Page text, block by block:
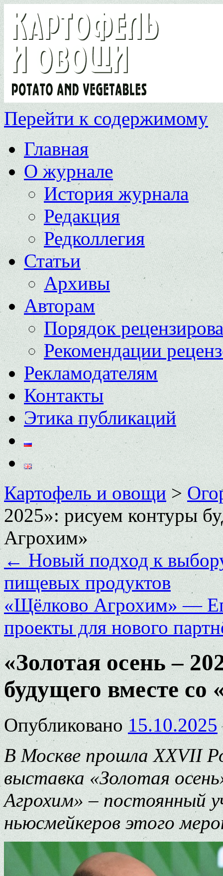
Перейти к содержимому
Главная
О журнале
История журнала
Редакция
Редколлегия
Статьи
Архивы
Авторам
Порядок
Рекомендации
Рекламодателям
Контакты
Этика публикаций
Картофель и овощи>
2025»: рисуем контуры
Агрохим»
←Новый подход к
пищевых продуктов
«Щёлково Агрохим» —
проекты для нового
«Золотая осень –
будущего вместе
Опубликовано 15.10.2025
В Москве прошла XXVII
выставка «Золотая
Агрохим» – постоянный
ньюсмейкеров этого